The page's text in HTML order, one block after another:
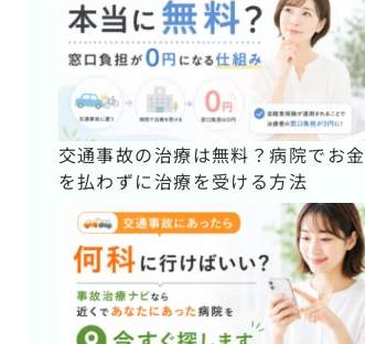
交通事故の治療は無料？病院でお金
を払わずに治療を受ける方法